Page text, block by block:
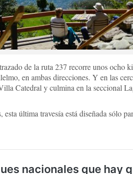
de la ruta 237 recorre unos ocho
en ambas direcciones. Y en las
Catedral y culmina en la seccional
esta última travesía está diseñada sólo